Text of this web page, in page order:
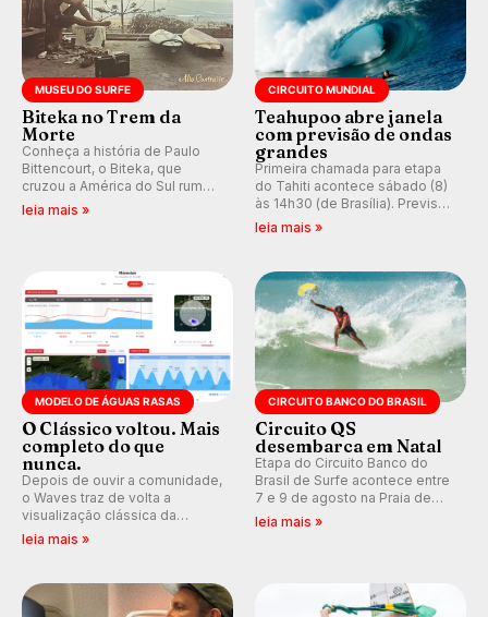
MUSEU DO SURFE
Biteka no Trem da
Morte
Conheça a história de Paulo
Bittencourt, o Biteka, que
cruzou a América do Sul rumo
ao Pacífico em uma jornada
leia mais »
CIRCUITO MUNDIAL
Teahupoo abre janela
com previsão de ondas
grandes
Primeira chamada para etapa
do Tahiti acontece sábado (8)
às 14h30 (de Brasília). Previsão
indica swell consistente.
Kelly Slater convidado.
leia mais »
MODELO DE ÁGUAS RASAS
O Clássico voltou. Mais
completo do que
nunca.
Depois de ouvir a comunidade,
o Waves traz de volta a
visualização clássica da
previsão de águas rasas,
ondas para até 16 dias.
leia mais »
CIRCUITO BANCO DO BRASIL
Circuito QS
desembarca em Natal
Etapa do Circuito Banco do
Brasil de Surfe acontece entre
7 e 9 de agosto na Praia de
Miami (RN), em disputas
leia mais »